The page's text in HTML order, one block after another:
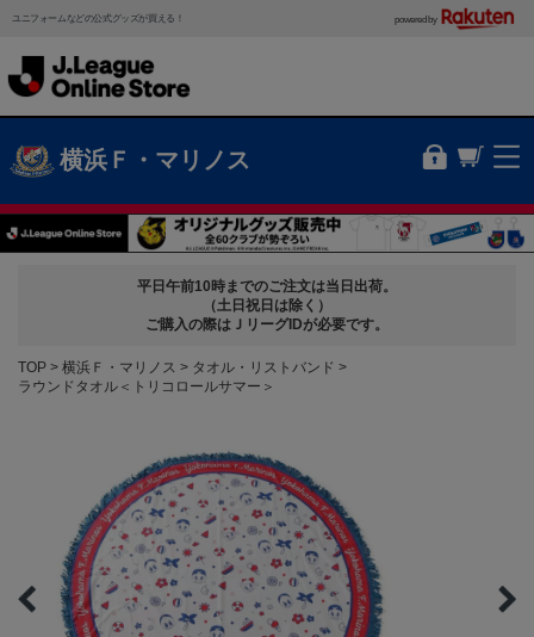
ユニフォームなどの公式グッズが買える！ powered by
横浜Ｆ・マリノス
平日午前10時までのご注文は当日出荷。
（土日祝日は除く）
ご購入の際はＪリーグIDが必要です。
TOP 横浜Ｆ・マリノス
タオル・リストバンド
ラウンドタオル＜トリコロールサマー＞